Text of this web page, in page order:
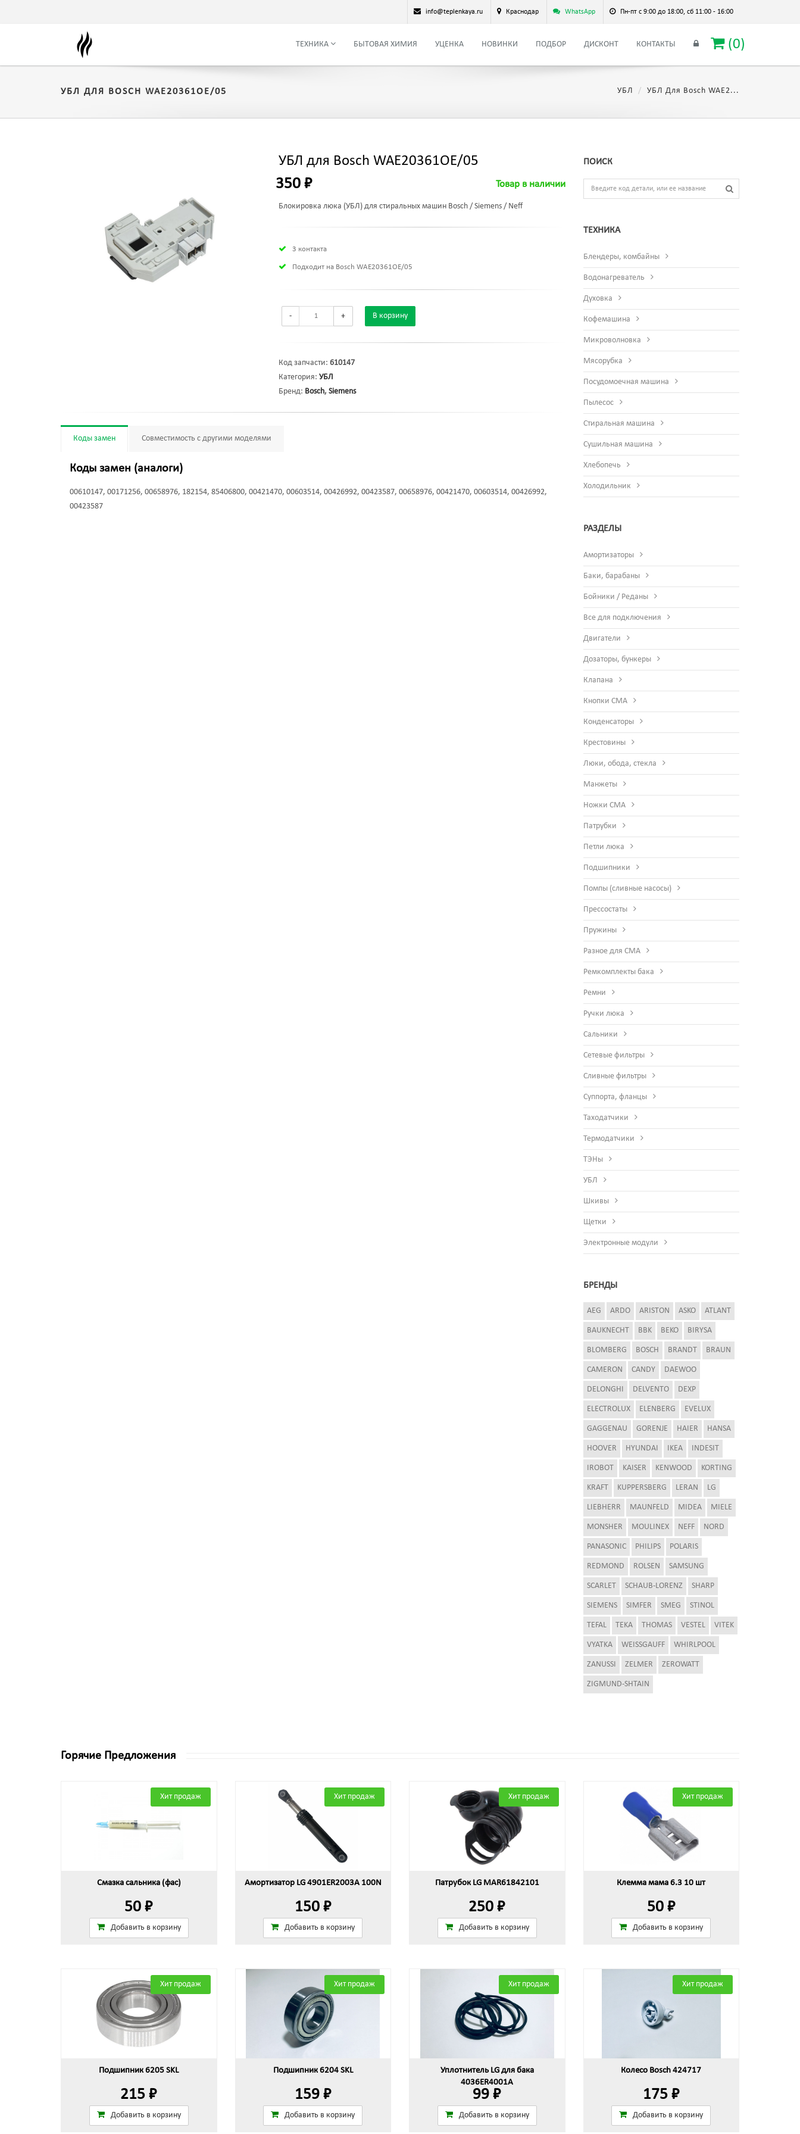
info@teplenkaya.ru Краснодар WhatsApp Пн-пт с 9:00 до 18:00, сб 11:00 - 16:00
ТЕХНИКА БЫТОВАЯ ХИМИЯ УЦЕНКА НОВИНКИ ПОДБОР ДИСКОНТ КОНТАКТЫ (0)
УБЛ ДЛЯ BOSCH WAE20361OE/05 УБЛ УБЛ Для Bosch WAE2...
УБЛ для Bosch WAE20361OE/05
350 ₽ Товар в наличии
Блокировка люка (УБЛ) для стиральных машин Bosch / Siemens / Neff
3 контакта
Подходит на Bosch WAE20361OE/05
- + В корзину
Код запчасти: 610147
Категория: УБЛ
Бренд: Bosch, Siemens
Коды замен Совместимость с другими моделями
Коды замен (аналоги)
00610147, 00171256, 00658976, 182154, 85406800, 00421470, 00603514, 00426992, 00423587, 00658976, 00421470, 00603514, 00426992,
00423587
ПОИСК
ТЕХНИКА
Блендеры, комбайны
Водонагреватель
Духовка
Кофемашина
Микроволновка
Мясорубка
Посудомоечная машина
Пылесос
Стиральная машина
Сушильная машина
Хлебопечь
Холодильник
РАЗДЕЛЫ
Амортизаторы
Баки, барабаны
Бойники / Реданы
Все для подключения
Двигатели
Дозаторы, бункеры
Клапана
Кнопки СМА
Конденсаторы
Крестовины
Люки, обода, стекла
Манжеты
Ножки СМА
Патрубки
Петли люка
Подшипники
Помпы (сливные насосы)
Прессостаты
Пружины
Разное для СМА
Ремкомплекты бака
Ремни
Ручки люка
Сальники
Сетевые фильтры
Сливные фильтры
Суппорта, фланцы
Таходатчики
Термодатчики
ТЭНы
УБЛ
Шкивы
Щетки
Электронные модули
БРЕНДЫ
AEG ARDO ARISTON ASKO ATLANT
BAUKNECHT BBK BEKO BIRYSA
BLOMBERG BOSCH BRANDT BRAUN
CAMERON CANDY DAEWOO
DELONGHI DELVENTO DEXP
ELECTROLUX ELENBERG EVELUX
GAGGENAU GORENJE HAIER HANSA
HOOVER HYUNDAI IKEA INDESIT
IROBOT KAISER KENWOOD KORTING
KRAFT KUPPERSBERG LERAN LG
LIEBHERR MAUNFELD MIDEA MIELE
MONSHER MOULINEX NEFF NORD
PANASONIC PHILIPS POLARIS
REDMOND ROLSEN SAMSUNG
SCARLET SCHAUB-LORENZ SHARP
SIEMENS SIMFER SMEG STINOL
TEFAL TEKA THOMAS VESTEL VITEK
VYATKA WEISSGAUFF WHIRLPOOL
ZANUSSI ZELMER ZEROWATT
ZIGMUND-SHTAIN
Горячие Предложения
Хит продаж
Смазка сальника (фас)
50 ₽
Добавить в корзину
Хит продаж
Амортизатор LG 4901ER2003A 100N
150 ₽
Добавить в корзину
Хит продаж
Патрубок LG MAR61842101
250 ₽
Добавить в корзину
Хит продаж
Клемма мама 6.3 10 шт
50 ₽
Добавить в корзину
Хит продаж
Подшипник 6205 SKL
215 ₽
Добавить в корзину
Хит продаж
Подшипник 6204 SKL
159 ₽
Добавить в корзину
Хит продаж
Уплотнитель LG для бака
4036ER4001A
99 ₽
Добавить в корзину
Хит продаж
Колесо Bosch 424717
175 ₽
Добавить в корзину